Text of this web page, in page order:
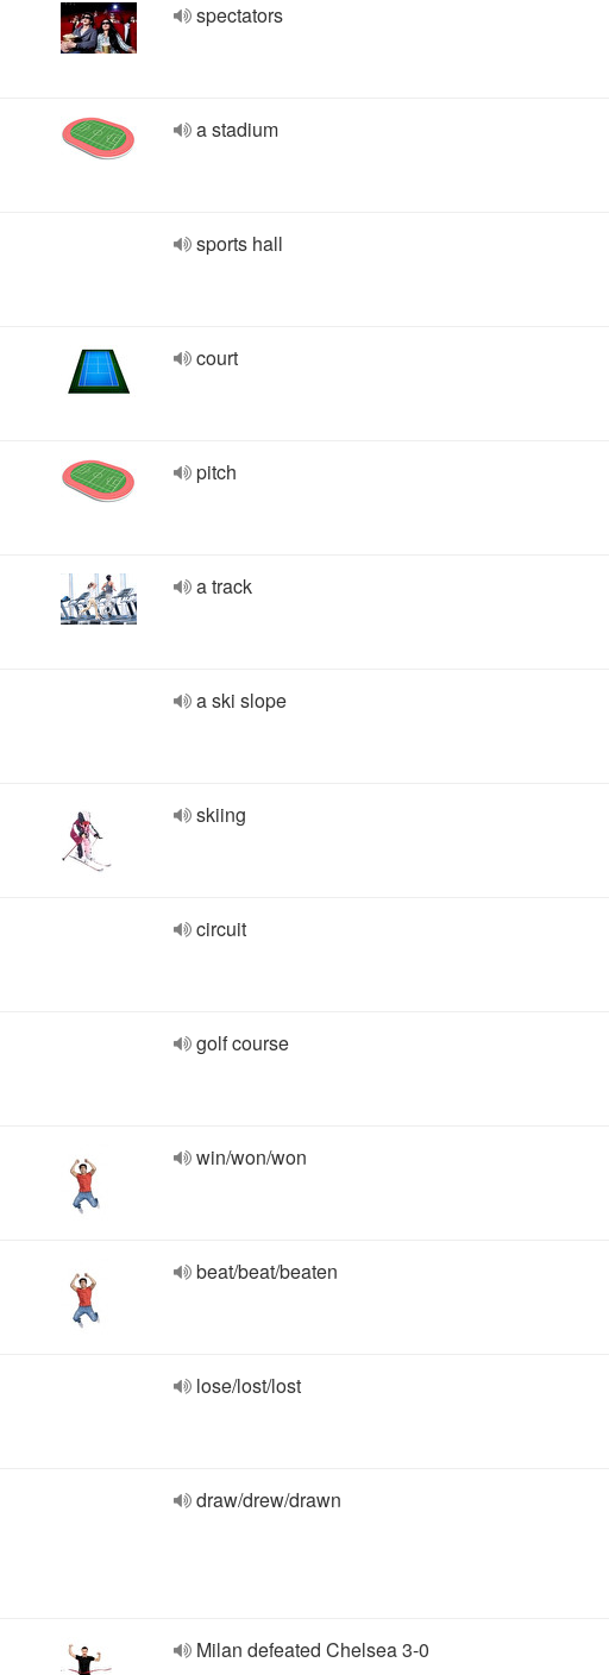
spectators
a stadium
sports hall
court
pitch
a track
a ski slope
skiing
circuit
golf course
win/won/won
beat/beat/beaten
lose/lost/lost
draw/drew/drawn
Milan defeated Chelsea 3-0